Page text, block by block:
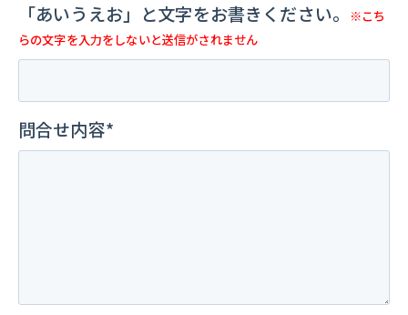
「あいうえお」と文字をお書きください。
※こち
らの文字を入力をしないと送信がされません
問合せ内容*